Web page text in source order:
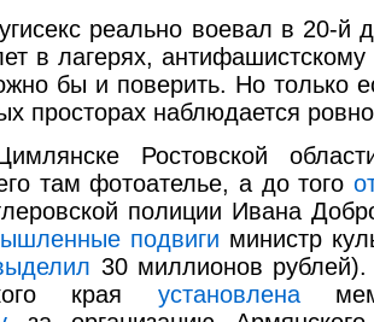
реально воевал в 20-й
в лагерях, антифашистскому
бы и поверить. Но только
просторах наблюдается
Ростовской
там фотоателье, а до того
полиции Ивана
подвиги министр
30 миллионов
края установлена